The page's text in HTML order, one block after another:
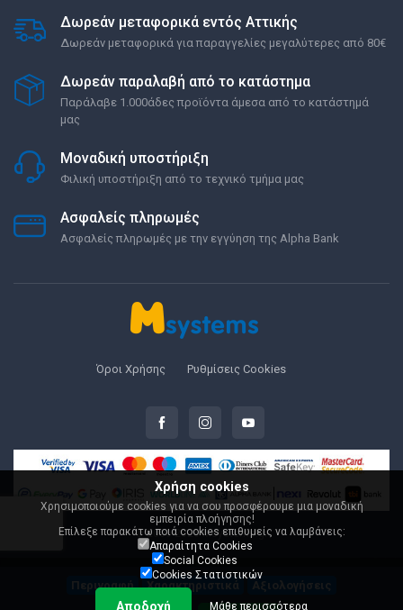
Περιγραφή Χαρακτηριστικά Αξιολογήσεις
Δωρεάν μεταφορικά εντός Αττικής
Δωρεάν μεταφορικά για παραγγελίες μεγαλύτερες από 80€
Δωρεάν παραλαβή από το κατάστημα
Παράλαβε 1.000άδες προϊόντα άμεσα από το κατάστημά
μας
Μοναδική υποστήριξη
Φιλική υποστήριξη από το τεχνικό τμήμα μας
Ασφαλείς πληρωμές
Ασφαλείς πληρωμές με την εγγύηση της Alpha Bank
Όροι Χρήσης Ρυθμίσεις Cookies
© 2000-2026 Msystems.gr
Χρήση cookies
Χρησιμοποιούμε cookies για να σου προσφέρουμε μια μοναδική
εμπειρία πλοήγησης!
Επίλεξε παρακάτω ποιά cookies επιθυμείς να λαμβάνεις:
Απαραίτητα Cookies
Social Cookies
Cookies Στατιστικών
Αποδοχή Μάθε περισσότερα